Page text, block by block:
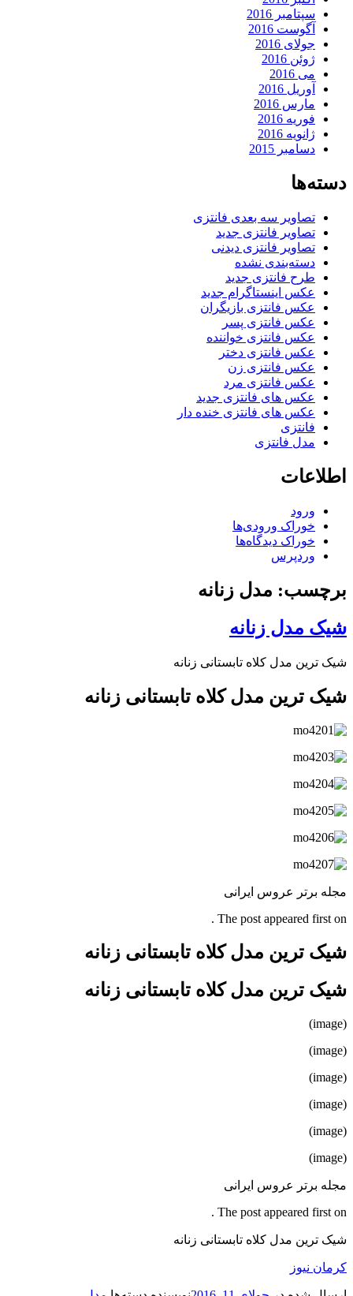
سپتامبر 2016
آگوست 2016
جولای 2016
ژوئن 2016
می 2016
آوریل 2016
مارس 2016
فوریه 2016
ژانویه 2016
دسامبر 2015
دسته‌ها
تصاویر سه بعدی فانتزی
تصاویر فانتزی جدید
تصاویر فانتزی دیدنی
دسته‌بندی نشده
طرح فانتزی جدید
عکس اینستاگرام جدید
عکس فانتزی بازیگران
عکس فانتزی پسر
عکس فانتزی خواننده
عکس فانتزی دختر
عکس فانتزی زن
عکس فانتزی مرد
عکس های فانتزی جدید
عکس های فانتزی خنده دار
فانتزی
مدل فانتزی
اطلاعات
ورود
خوراک ورودی‌ها
خوراک دیدگاه‌ها
وردپرس
برچسب: مدل زنانه
شیک مدل زنانه
شیک ترین مدل کلاه تابستانی زنانه
شیک ترین مدل کلاه تابستانی زنانه
مجله برتر عروس ایرانی
The post appeared first on .
شیک ترین مدل کلاه تابستانی زنانه
شیک ترین مدل کلاه تابستانی زنانه
(image)
(image)
(image)
(image)
(image)
(image)
مجله برتر عروس ایرانی
The post appeared first on .
شیک ترین مدل کلاه تابستانی زنانه
کرمان نیوز